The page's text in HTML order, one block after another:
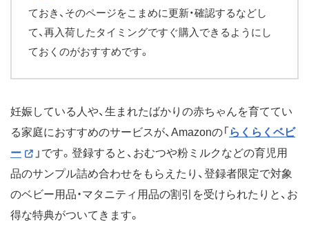
ておき、そのページをこまめに更新・確認するなどし
て、再入荷したタイミングですぐ購入できるようにし
ておくのがおすすめです。
妊娠している人や、生まれたばかりの赤ちゃんを育ててい
る家庭におすすめのサービスが、Amazonの「 らくらくベビ
ー
」です。登録すると、おむつや粉ミルクなどの育児用
品のサンプル詰め合わせをもらえたり、登録者限定で対象
のベビー用品・マタニティ用品の割引を受けられたりと、お
得な特典がついてきます。